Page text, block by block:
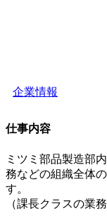
企業情報
仕事内容
ミツミ部品製造部
務などの組織全体
す。
（課長クラスの業